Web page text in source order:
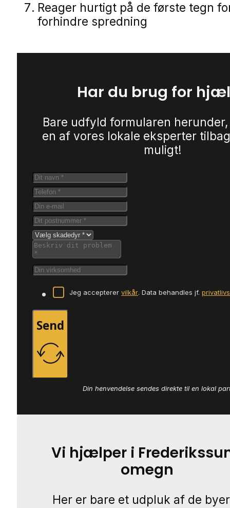
Reager hurtigt på de første tegn
forhindre spredning
Har du brug for
Bare udfyld formularen
en af vores lokale eksperter
muligt!
Jeg accepterer vilkår. Data behandles jf.
Send
Din henvendelse sendes direkte til en lokal
Vi hjælper i
omegn
Her er bare et udpluk af de